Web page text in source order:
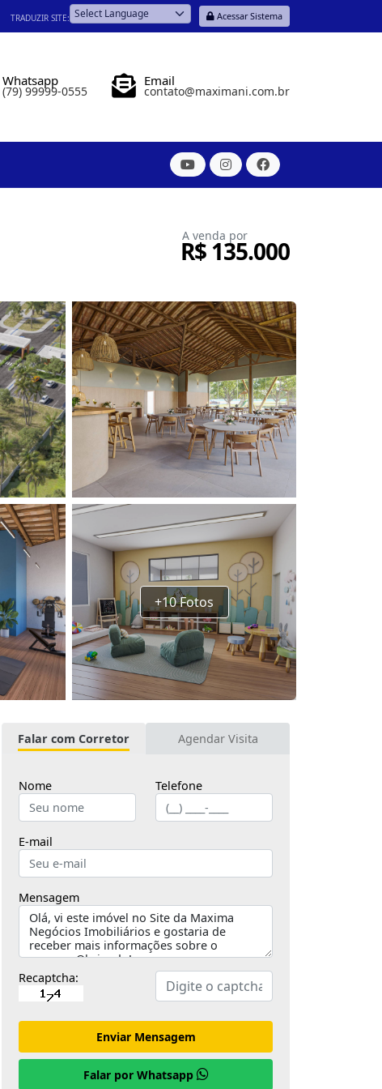
Acessar Sistema
TRADUZIR SITE:
Email
contato@maximani.com.br
Whatsapp
(79) 99999-0555
A venda por
R$ 135.000
+10 Fotos
Falar com Corretor Agendar Visita
Nome Telefone
E-mail
Mensagem
Recaptcha:
Enviar Mensagem
Falar por Whatsapp